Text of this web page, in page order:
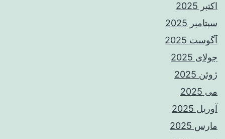
اکتبر 2025
سپتامبر 2025
آگوست 2025
جولای 2025
ژوئن 2025
می 2025
آوریل 2025
مارس 2025